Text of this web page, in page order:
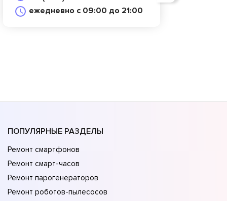
ежедневно с 09:00 до 21:00
ПОПУЛЯРНЫЕ РАЗДЕЛЫ
Ремонт смартфонов
Ремонт смарт-часов
Ремонт парогенераторов
Ремонт роботов-пылесосов